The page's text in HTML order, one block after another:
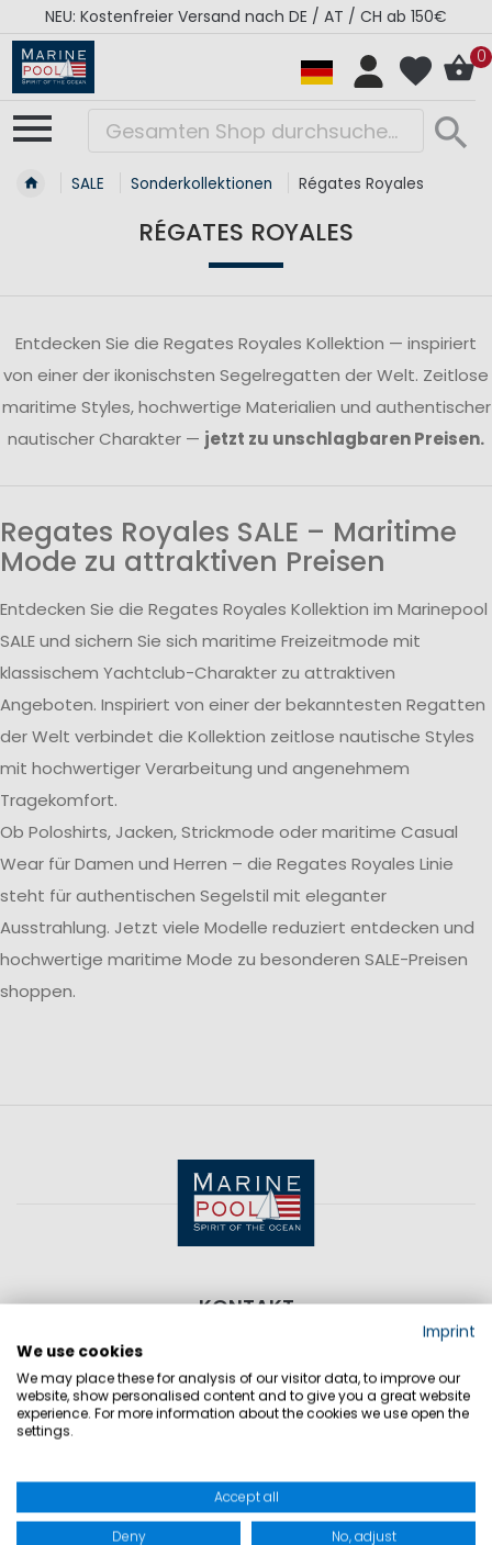
NEU: Kostenfreier Versand nach DE / AT / CH ab 150€
0
SALE Sonderkollektionen Régates Royales
RÉGATES ROYALES
Entdecken Sie die Regates Royales Kollektion — inspiriert
von einer der ikonischsten Segelregatten der Welt. Zeitlose
maritime Styles, hochwertige Materialien und authentischer
nautischer Charakter — jetzt zu unschlagbaren Preisen.
Regates Royales SALE – Maritime
Mode zu attraktiven Preisen
Entdecken Sie die Regates Royales Kollektion im Marinepool
SALE und sichern Sie sich maritime Freizeitmode mit
klassischem Yachtclub-Charakter zu attraktiven
Angeboten. Inspiriert von einer der bekanntesten Regatten
der Welt verbindet die Kollektion zeitlose nautische Styles
mit hochwertiger Verarbeitung und angenehmem
Tragekomfort.
Ob Poloshirts, Jacken, Strickmode oder maritime Casual
Wear für Damen und Herren – die Regates Royales Linie
steht für authentischen Segelstil mit eleganter
Ausstrahlung. Jetzt viele Modelle reduziert entdecken und
hochwertige maritime Mode zu besonderen SALE-Preisen
shoppen.
KONTAKT
Sie haben Fragen?
Wir haben die Antworten!
SHOPPING
Imprint
We use cookies
We may place these for analysis of our visitor data, to improve our
website, show personalised content and to give you a great website
experience. For more information about the cookies we use open the
settings.
Accept all
Deny No, adjust